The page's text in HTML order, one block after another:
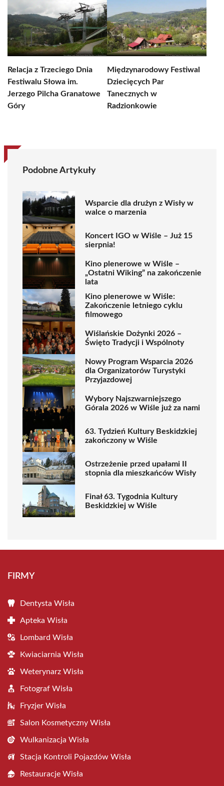
Relacja z Trzeciego Dnia
Festiwalu Słowa im.
Jerzego Pilcha Granatowe
Góry
Międzynarodowy Festiwal
Dziecięcych Par
Tanecznych w
Radzionkowie
Podobne Artykuły
Wsparcie dla drużyn z Wisły w
walce o marzenia
Koncert IGO w Wiśle – Już 15
sierpnia!
Kino plenerowe w Wiśle –
„Ostatni Wiking” na zakończenie
lata
Kino plenerowe w Wiśle:
Zakończenie letniego cyklu
filmowego
Wiślańskie Dożynki 2026 –
Święto Tradycji i Wspólnoty
Nowy Program Wsparcia 2026
dla Organizatorów Turystyki
Przyjazdowej
Wybory Najszwarniejszego
Górala 2026 w Wiśle już za nami
63. Tydzień Kultury Beskidzkiej
zakończony w Wiśle
Ostrzeżenie przed upałami II
stopnia dla mieszkańców Wisły
Finał 63. Tygodnia Kultury
Beskidzkiej w Wiśle
FIRMY
Dentysta Wisła
Apteka Wisła
Lombard Wisła
Kwiaciarnia Wisła
Weterynarz Wisła
Fotograf Wisła
Fryzjer Wisła
Salon Kosmetyczny Wisła
Wulkanizacja Wisła
Stacja Kontroli Pojazdów Wisła
Restauracje Wisła